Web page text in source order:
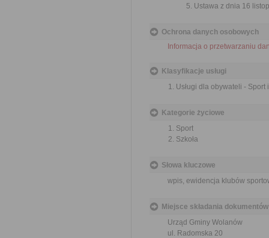
Ustawa z dnia 16
Ochrona danych osobowych
Informacja o przetwarzaniu
Klasyfikacje usługi
Usługi dla obywateli - Sport
Kategorie życiowe
Sport
Szkoła
Słowa kluczowe
wpis, ewidencja klubów
Miejsce składania dokumentów
Urząd Gminy Wolanów
ul. Radomska 20